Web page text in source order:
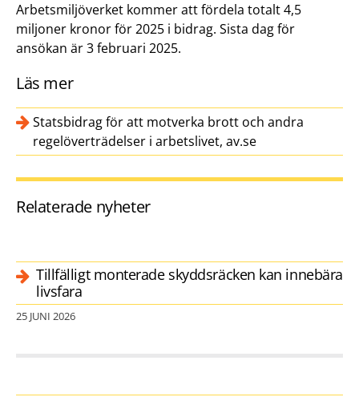
Arbetsmiljöverket kommer att fördela totalt 4,5
miljoner kronor för 2025 i bidrag. Sista dag för
ansökan är 3 februari 2025.
Läs mer
Statsbidrag för att motverka brott och andra
regelöverträdelser i arbetslivet, av.se
Relaterade nyheter
Tillfälligt monterade skyddsräcken kan innebära
livsfara
25 JUNI 2026